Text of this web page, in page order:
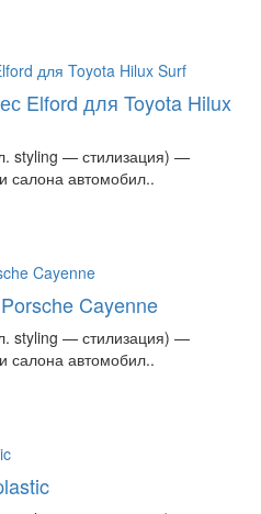
Elford для Toyota Hilux
styling — стилизация) —
салона автомобил..
Cayenne
styling — стилизация) —
салона автомобил..